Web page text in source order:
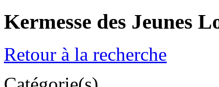
Kermesse des Jeunes
Retour à la recherche